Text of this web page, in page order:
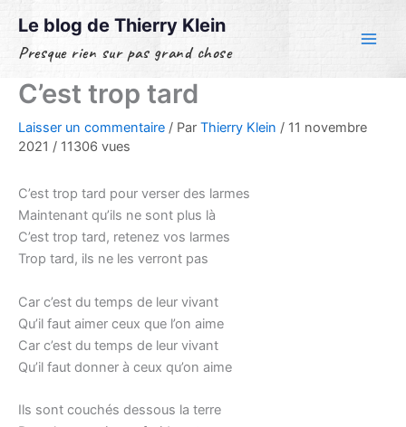
contenu
Le blog de Thierry Klein
Presque rien sur pas grand chose
C’est trop tard
Laisser un commentaire / Par Thierry Klein / 11 novembre
2021 / 11306 vues
C’est trop tard pour verser des larmes
Maintenant qu’ils ne sont plus là
C’est trop tard, retenez vos larmes
Trop tard, ils ne les verront pas
Car c’est du temps de leur vivant
Qu’il faut aimer ceux que l’on aime
Car c’est du temps de leur vivant
Qu’il faut donner à ceux qu’on aime
Ils sont couchés dessous la terre